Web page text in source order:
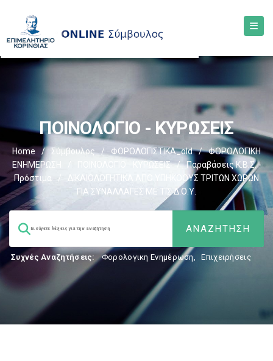
ΠΟΙΝΟΛΟΓΙΟ - ΚΥΡΩΣΕΙΣ
Home / Σύμβουλος / ΦΟΡΟΛΟΓΙΣΤΙΚΑ_old /
ΦΟΡΟΛΟΓΙΚΗ
ΕΝΗΜΕΡΩΣΗ
ΠΟΙΝΟΛΟΓΙΟ - ΚΥΡΩΣΕΙΣ /
Παραβάσεις Κ.Β.Σ. -
Πρόστιμα
/
ΔΙΚΑΙΟΛΟΓΗΤΙΚΑ ΑΠΟ ΥΠΗΚΟΟΥΣ ΤΡΙΤΩΝ ΧΩΡΩΝ
ΓΙΑ ΣΥΝΑΛΛΑΓΕΣ ΜΕ ΤΙΣ Δ.Ο.Υ.
Συχνές Αναζητήσεις: Φορολογικη Ενημέρωση, Επιχειρήσεις